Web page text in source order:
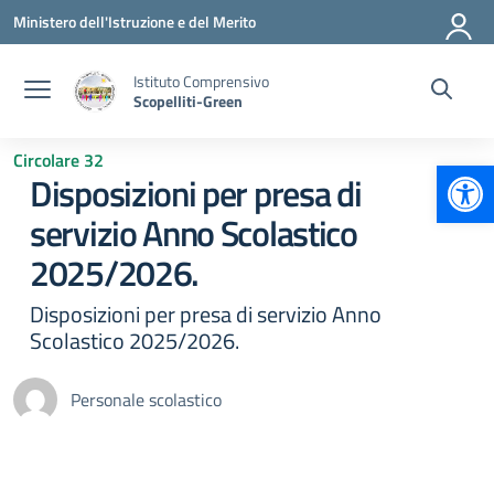
Vai ai contenuti
Vai al menu di navigazione
Vai al footer
Ministero dell'Istruzione e del Merito
Istituto Comprensivo
Scopelliti-Green
Circolare 32
Disposizioni per presa di
servizio Anno Scolastico
2025/2026.
Disposizioni per presa di servizio Anno
Scolastico 2025/2026.
Personale scolastico